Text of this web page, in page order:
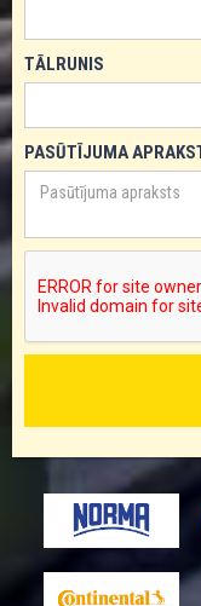
TĀLRUNIS
PASŪTĪJUMA